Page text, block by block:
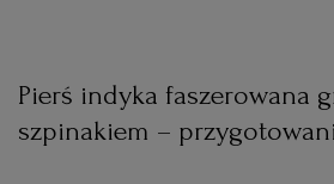
WROCŁAW
Pierś indyka faszerowana
szpinakiem –